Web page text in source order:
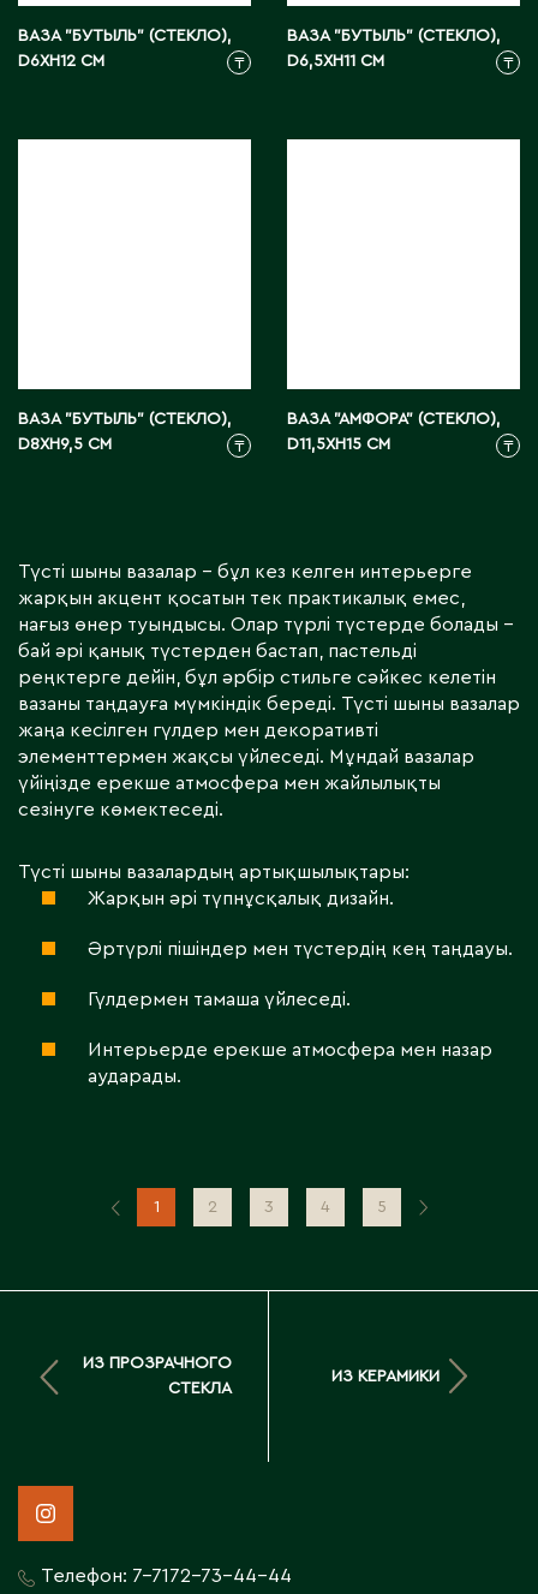
ВАЗА "БУТЫЛЬ" (СТЕКЛО),
D6XH12 СМ
₸
ВАЗА "БУТЫЛЬ" (СТЕКЛО),
D6,5XH11 СМ
₸
ВАЗА "БУТЫЛЬ" (СТЕКЛО),
D8XH9,5 СМ
₸
ВАЗА "АМФОРА" (СТЕКЛО),
D11,5XH15 СМ
₸
Түсті шыны вазалар – бұл кез келген интерьерге
жарқын акцент қосатын тек практикалық емес,
нағыз өнер туындысы. Олар түрлі түстерде болады –
бай әрі қанық түстерден бастап, пастельді
реңктерге дейін, бұл әрбір стильге сәйкес келетін
вазаны таңдауға мүмкіндік береді. Түсті шыны вазалар
жаңа кесілген гүлдер мен декоративті
элементтермен жақсы үйлеседі. Мұндай вазалар
үйіңізде ерекше атмосфера мен жайлылықты
сезінуге көмектеседі.
Түсті шыны вазалардың артықшылықтары:
Жарқын әрі түпнұсқалық дизайн.
Әртүрлі пішіндер мен түстердің кең таңдауы.
Гүлдермен тамаша үйлеседі.
Интерьерде ерекше атмосфера мен назар
аударады.
1 2 3 4 5
ИЗ ПРОЗРАЧНОГО
СТЕКЛА
ИЗ КЕРАМИКИ
Телефон: 7-7172-73-44-44